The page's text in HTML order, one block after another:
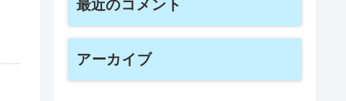
最近のコメント
アーカイブ